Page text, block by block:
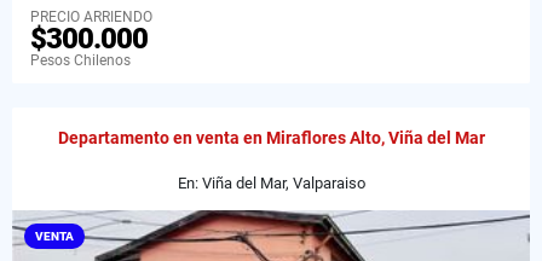
PRECIO ARRIENDO
$300.000
Pesos Chilenos
Departamento en venta en Miraflores Alto, Viña del Mar
En: Viña del Mar, Valparaiso
VENTA